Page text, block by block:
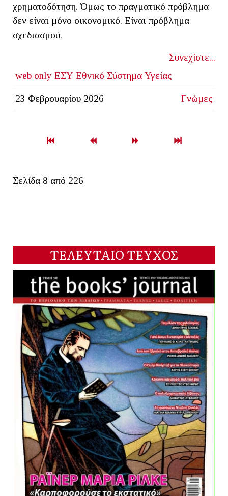
χρηματοδότηση. Όμως το πραγματικό πρόβλημα
δεν είναι μόνο οικονομικό. Είναι πρόβλημα
σχεδιασμού.
Συνεχίστε...
web only ΕΣΥ Εθνικό Σύστημα Υγείας
23 Φεβρουαρίου 2026 Γνώμες
Σελίδα 8 από 226
ΤΕΛΕΥΤΑΙΟ ΤΕΥΧΟΣ